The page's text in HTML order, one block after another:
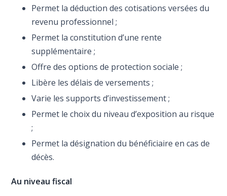
Permet la déduction des cotisations versées du
revenu professionnel ;
Permet la constitution d’une rente
supplémentaire ;
Offre des options de protection sociale ;
Libère les délais de versements ;
Varie les supports d’investissement ;
Permet le choix du niveau d’exposition au risque
;
Permet la désignation du bénéficiaire en cas de
décès.
Au niveau fiscal